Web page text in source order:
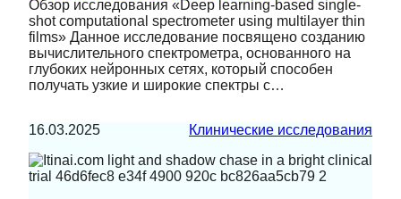
Обзор исследования «Deep learning-based single-
shot computational spectrometer using multilayer thin
films» Данное исследование посвящено созданию
вычислительного спектрометра, основанного на
глубоких нейронных сетях, который способен
получать узкие и широкие спектры с…
16.03.2025 Клинические исследования